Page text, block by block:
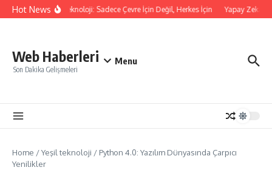
İçeriğe atla
Hot NewsYeşil Teknoloji: Sadece Çevre İçin Değil, Herkes İçin Yapay Zeka
Web Haberleri
Son Dakika Gelişmeleri
Menu
Home /Yeşil teknoloji / Python 4.0: Yazılım Dünyasında Çarpıcı
Yenilikler